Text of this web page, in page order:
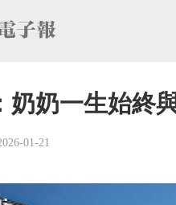
奶奶一生始終
01-21